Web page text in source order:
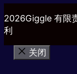
2026Giggle 有限
利
关闭